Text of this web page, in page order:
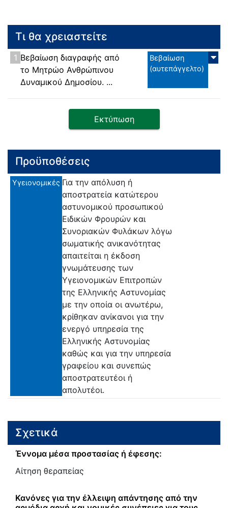
Τι θα χρειαστείτε
1 Βεβαίωση διαγραφής από
το Μητρώο Ανθρώπινου
Δυναμικού Δημοσίου. ...
Βεβαίωση
(αυτεπάγγελτο)
Εκτύπωση
Προϋποθέσεις
Υγειονομικές Για την απόλυση ή
αποστρατεία κατώτερου
αστυνομικού προσωπικού
Ειδικών Φρουρών και
Συνοριακών Φυλάκων λόγω
σωματικής ανικανότητας
απαιτείται η έκδοση
γνωμάτευσης των
Υγειονομικών Επιτροπών
της Ελληνικής Αστυνομίας
με την οποία οι ανωτέρω,
κρίθηκαν ανίκανοι για την
ενεργό υπηρεσία της
Ελληνικής Αστυνομίας
καθώς και για την υπηρεσία
γραφείου και συνεπώς
αποστρατευτέοι ή
απολυτέοι.
Σχετικά
Έννομα μέσα προστασίας ή έφεσης:
Αίτηση θεραπείας
Κανόνες για την έλλειψη απάντησης από την